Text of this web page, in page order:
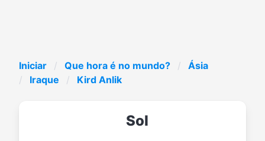
Iniciar Que hora é no mundo?
Ásia
Iraque
Kird Anlik
Sol